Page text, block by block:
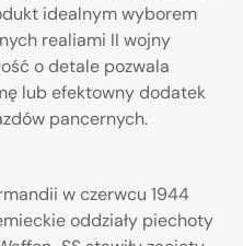
idealnym wyborem
realiami II wojny
o detale pozwala
lub efektowny dodatek
pancernych.
w czerwcu 1944
oddziały piechoty